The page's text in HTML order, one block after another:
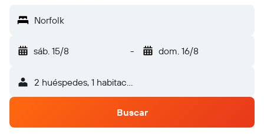
Norfolk
sáb. 15/8 - dom. 16/8
2 huéspedes, 1 habitación
Buscar